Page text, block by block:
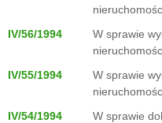
IV/56/1994
W sprawie
IV/55/1994
W sprawie
IV/54/1994
W sprawie